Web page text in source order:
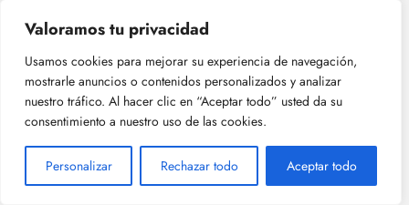
Valoramos tu privacidad
Usamos cookies para mejorar su experiencia de navegación,
mostrarle anuncios o contenidos personalizados y analizar
nuestro tráfico. Al hacer clic en “Aceptar todo” usted da su
consentimiento a nuestro uso de las cookies.
Personalizar Rechazar todo Aceptar todo
Cálculo de la resistencia
en cuenta tanto las conexiones en serie como
las conexiones en paralelo de las
resistencias. En serie, simplemente sumas las
resistencias individuales para encontrar la
resistencia total. En paralelo, se vuelve más